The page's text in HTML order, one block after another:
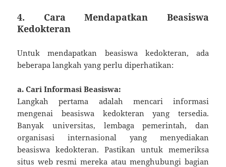
4. Cara Mendapatkan Beasiswa
Kedokteran
Untuk mendapatkan beasiswa kedokteran, ada
beberapa langkah yang perlu diperhatikan:
a. Cari Informasi Beasiswa:
Langkah pertama adalah mencari informasi
mengenai beasiswa kedokteran yang tersedia.
Banyak universitas, lembaga pemerintah, dan
organisasi internasional yang menyediakan
beasiswa kedokteran. Pastikan untuk memeriksa
situs web resmi mereka atau menghubungi bagian